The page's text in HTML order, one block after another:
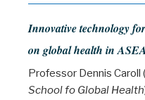
Innovative technology
on global health in
Professor Dennis Caroll (
School fo Global Health